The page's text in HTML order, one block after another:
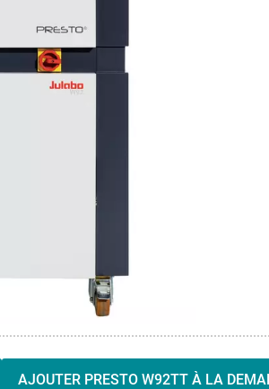
AJOUTER PRESTO W92TT À LA